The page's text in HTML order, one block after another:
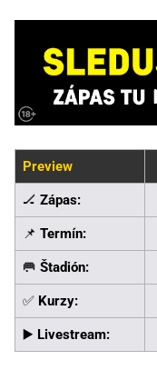
Preview
🏒 Zápas:
📌 Termín:
🥅 Štadión:
✅ Kurzy:
▶️ Livestream: